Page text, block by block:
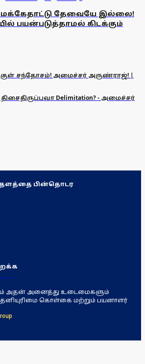
தேவையே இல்லை!
பயன்படுத்தாமல் கிடக்கும்
சந்தோசம்! அமைச்சர் அருண்ராஜ்! |
Delimitation? - அமைச்சர்
பின்தொடர
அதன் அனைத்து உடைமைகளும்
கொள்கை மற்றும் பயனாளர்